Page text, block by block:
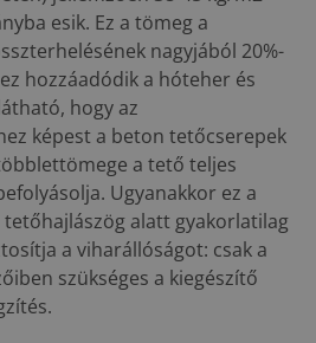
esik. Ez a tömeg a
nagyjából 20%-
hozzáadódik a hóteher és
hogy az
képest a beton tetőcserepek
a tető teljes
Ugyanakkor ez a
alatt gyakorlatilag
a viharállóságot: csak a
szükséges a kiegészítő